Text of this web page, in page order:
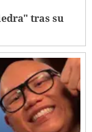
tras su